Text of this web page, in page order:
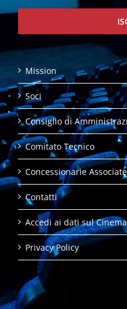
Mission
Soci
Consiglio di
Comitato Tecnico
Concessionarie Associate
Contatti
Accedi ai dati sul
Privacy Policy